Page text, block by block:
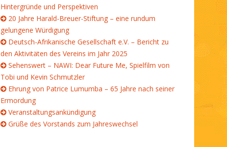
Hintergründe und Perspektiven
20 Jahre Harald-Breuer-Stiftung – eine rundum
gelungene Würdigung
Deutsch-Afrikanische Gesellschaft e.V. – Bericht zu
den Aktivitäten des Vereins im Jahr 2025
Sehenswert – NAWI: Dear Future Me, Spielfilm von
Tobi und Kevin Schmutzler
Ehrung von Patrice Lumumba – 65 Jahre nach seiner
Ermordung
Veranstaltungsankündigung
Grüße des Vorstands zum Jahreswechsel